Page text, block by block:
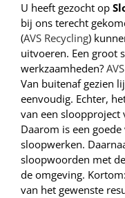
U heeft gezocht op
bij ons terecht
(AVS Recycling)
uitvoeren. Een groot
werkzaamheden?
Van buitenaf gezien
eenvoudig. Echter,
van een sloopproject
Daarom is een
sloopwerken.
sloopwoorden met
de omgeving.
van het gewenste